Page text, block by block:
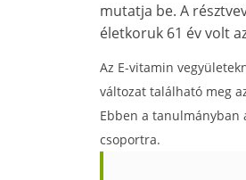
mutatja be. A
életkoruk 61 év volt
Az E-vitamin
változat található meg
Ebben a tanulmányban
csoportra.